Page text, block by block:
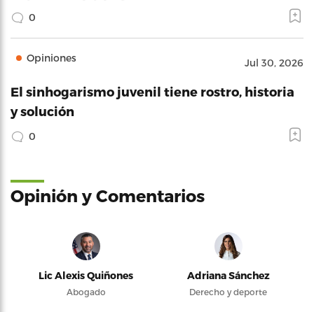
0
Opiniones Jul 30, 2026
El sinhogarismo juvenil tiene rostro, historia
y solución
0
Opinión y Comentarios
Lic Alexis Quiñones
Abogado
Adriana Sánchez
Derecho y deporte